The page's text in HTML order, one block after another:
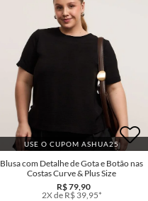
USE O CUPOM ASHUA25
Blusa com Detalhe de Gota e Botão nas
Costas Curve & Plus Size
R$ 79,90
2X de R$ 39,95*